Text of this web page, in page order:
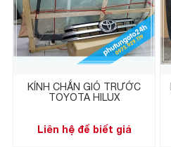
KÍNH CHẮN GIÓ TRƯỚC
TOYOTA HILUX
Liên hệ để biết giá